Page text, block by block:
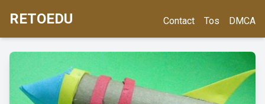
RETOEDU Contact Tos DMCA